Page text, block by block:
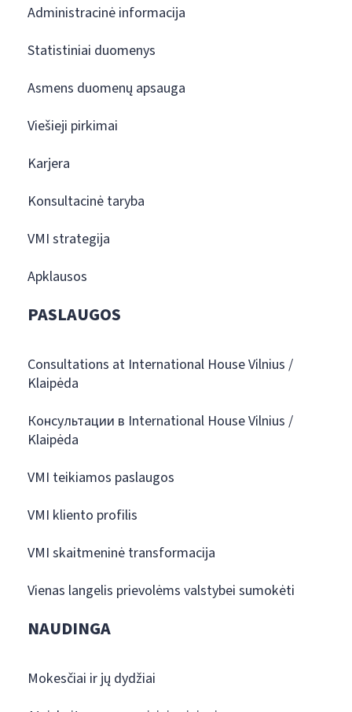
Administracinė informacija
Statistiniai duomenys
Asmens duomenų apsauga
Viešieji pirkimai
Karjera
Konsultacinė taryba
VMI strategija
Apklausos
PASLAUGOS
Consultations at International House Vilnius /
Klaipėda
Консультации в International House Vilnius /
Klaipėda
VMI teikiamos paslaugos
VMI kliento profilis
VMI skaitmeninė transformacija
Vienas langelis prievolėms valstybei sumokėti
NAUDINGA
Mokesčiai ir jų dydžiai